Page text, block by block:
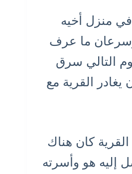
في منزل أخيه
ما عرف
التالي سرق
القرية مع
كان هناك
هو وأسرته